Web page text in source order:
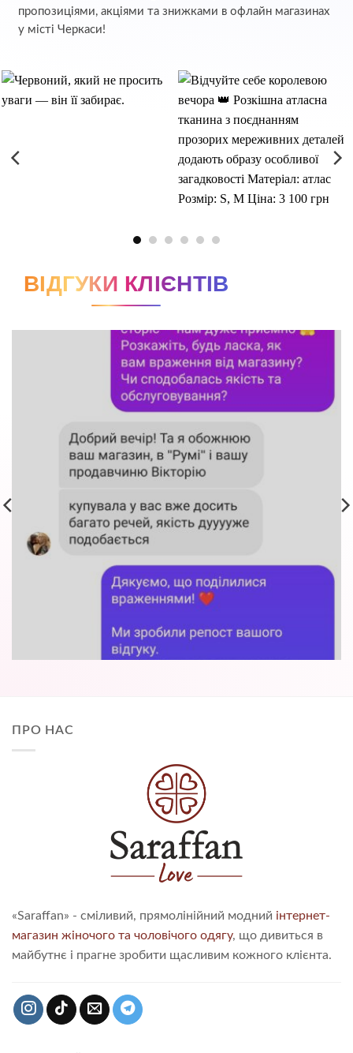
пропозиціями, акціями та знижками в офлайн магазинах
у місті Черкаси!
ВІДГУКИ КЛІЄНТІВ
ПРО НАС
«Saraffan» - сміливий, прямолінійний модний інтернет-
магазин жіночого та чоловічого одягу, що дивиться в
майбутнє і прагне зробити щасливим кожного клієнта.